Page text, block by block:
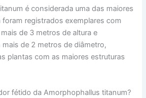
é considerada uma das maiores
registrados exemplares com
de 3 metros de altura e
de 2 metros de diâmetro,
plantas com as maiores estruturas
fétido da Amorphophallus titanum?